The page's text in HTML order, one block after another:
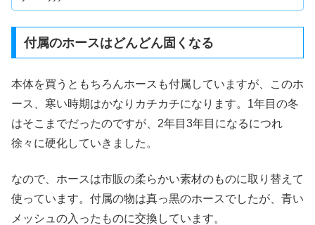
付属のホースはどんどん固くなる
本体を買うともちろんホースも付属していますが、このホ
ース、寒い時期はかなりカチカチになります。1年目の冬
はそこまでだったのですが、2年目3年目になるにつれ
徐々に硬化していきました。
なので、ホースは市販の柔らかい素材のものに取り替えて
使っています。付属の物は真っ黒のホースでしたが、青い
メッシュの入ったものに交換しています。